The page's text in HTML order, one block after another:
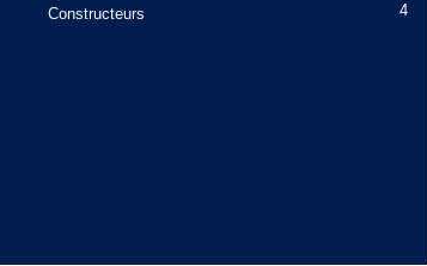
Constructeurs 4